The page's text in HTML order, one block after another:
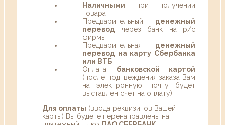
Наличными при получении
товара
Предварительный денежный
перевод через банк на р/с
фирмы
Предварительная денежный
перевод на карту Сбербанка
или ВТБ
Оплата банковской картой
(после подтвеждения заказа Вам
на электронную почту будет
выставлен счет на оплату)
Для оплаты (ввода реквизитов Вашей
карты) Вы будете перенаправлены на